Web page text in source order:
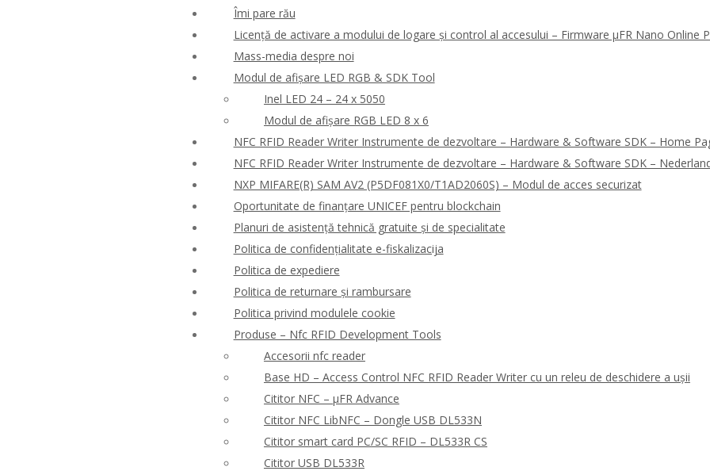
Îmi pare rău
Licență de activare a modului de logare și control al accesului – Firmware μFR Nano Online
Mass-media despre noi
Modul de afișare LED RGB & SDK Tool
Inel LED 24 – 24 x 5050
Modul de afișare RGB LED 8 x 6
NFC RFID Reader Writer Instrumente de dezvoltare – Hardware & Software SDK – Home
NFC RFID Reader Writer Instrumente de dezvoltare – Hardware & Software SDK –
NXP MIFARE(R) SAM AV2 (P5DF081X0/T1AD2060S) – Modul de acces securizat
Oportunitate de finanțare UNICEF pentru blockchain
Planuri de asistență tehnică gratuite și de specialitate
Politica de confidențialitate e-fiskalizacija
Politica de expediere
Politica de returnare și rambursare
Politica privind modulele cookie
Produse – Nfc RFID Development Tools
Accesorii nfc reader
Base HD – Access Control NFC RFID Reader Writer cu un releu de deschidere a ușii
Cititor NFC – μFR Advance
Cititor NFC LibNFC – Dongle USB DL533N
Cititor smart card PC/SC RFID – DL533R CS
Cititor USB DL533R